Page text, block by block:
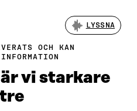
LYSSNA
OCH KAN
vi starkare